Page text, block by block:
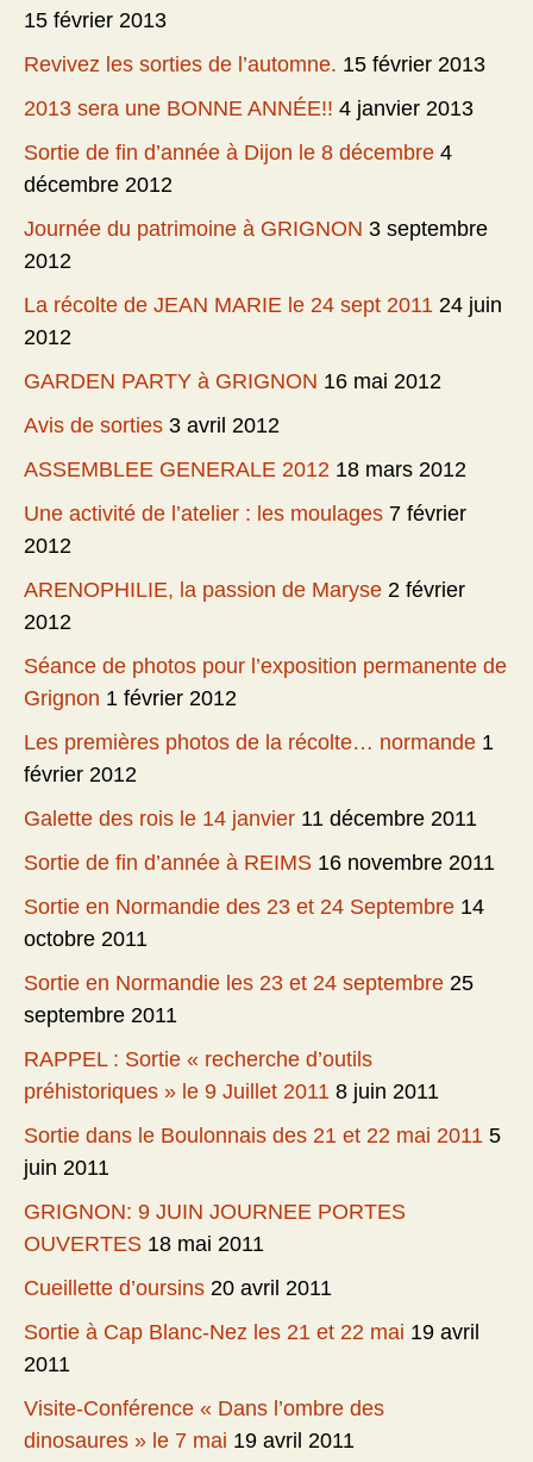
15 février 2013
Revivez les sorties de l’automne. 15 février 2013
2013 sera une BONNE ANNÉE!! 4 janvier 2013
Sortie de fin d’année à Dijon le 8 décembre 4
décembre 2012
Journée du patrimoine à GRIGNON 3 septembre
2012
La récolte de JEAN MARIE le 24 sept 2011 24 juin
2012
GARDEN PARTY à GRIGNON 16 mai 2012
Avis de sorties 3 avril 2012
ASSEMBLEE GENERALE 2012 18 mars 2012
Une activité de l’atelier : les moulages 7 février
2012
ARENOPHILIE, la passion de Maryse 2 février
2012
Séance de photos pour l’exposition permanente de
Grignon 1 février 2012
Les premières photos de la récolte… normande 1
février 2012
Galette des rois le 14 janvier 11 décembre 2011
Sortie de fin d’année à REIMS 16 novembre 2011
Sortie en Normandie des 23 et 24 Septembre 14
octobre 2011
Sortie en Normandie les 23 et 24 septembre 25
septembre 2011
RAPPEL : Sortie « recherche d’outils
préhistoriques » le 9 Juillet 2011 8 juin 2011
Sortie dans le Boulonnais des 21 et 22 mai 2011 5
juin 2011
GRIGNON: 9 JUIN JOURNEE PORTES
OUVERTES 18 mai 2011
Cueillette d’oursins 20 avril 2011
Sortie à Cap Blanc-Nez les 21 et 22 mai 19 avril
2011
Visite-Conférence « Dans l’ombre des
dinosaures » le 7 mai 19 avril 2011